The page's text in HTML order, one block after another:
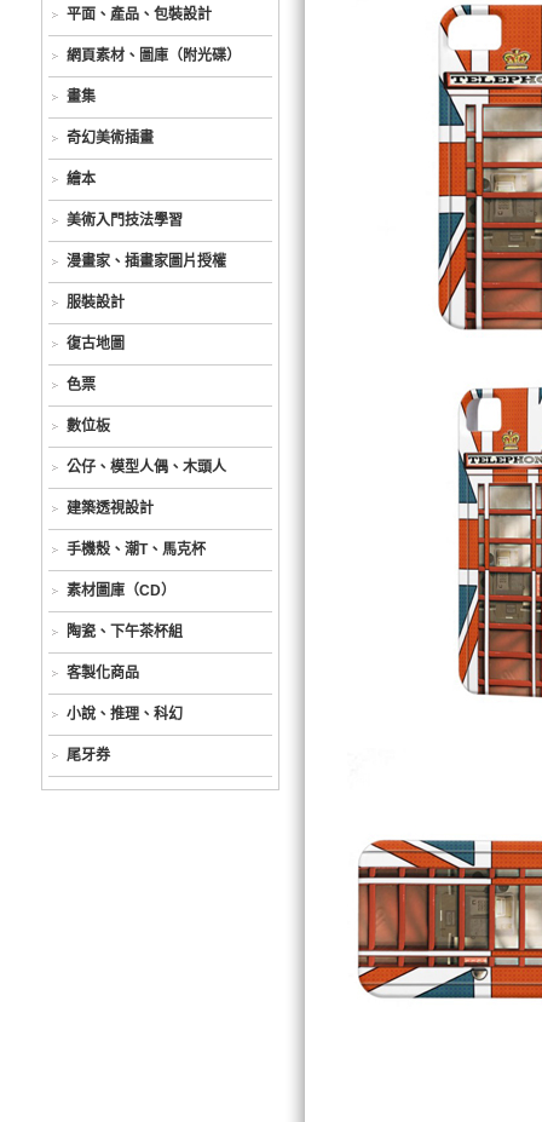
平面、產品、包裝設計
網頁素材、圖庫（附光碟）
畫集
奇幻美術插畫
繪本
美術入門技法學習
漫畫家、插畫家圖片授權
服裝設計
復古地圖
色票
數位板
公仔、模型人偶、木頭人
建築透視設計
手機殼、潮T、馬克杯
素材圖庫（CD）
陶瓷、下午茶杯組
客製化商品
小說、推理、科幻
尾牙券